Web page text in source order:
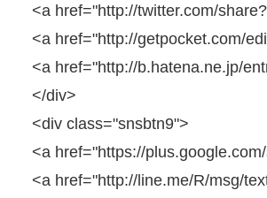
<a href="http://twitter.com/
<a href="http://getpocket.com/
<a href="http://b.hatena.ne.jp/
</div>
<div class="snsbtn9">
<a href="https://
<a href="http://line.me/R/msg/